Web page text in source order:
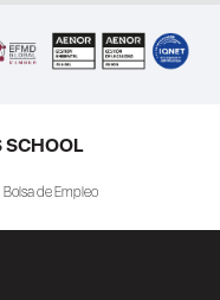
SCHOOL
Bolsa de Empleo